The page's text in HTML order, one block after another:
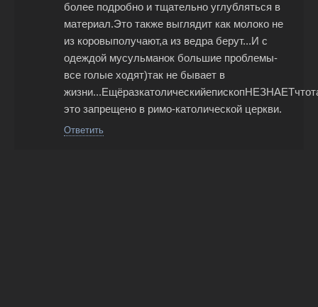
более подробно и тщательно углубляться в
материал.Это также выглядит как молоко не
из коровыполучают,а из ведра берут...И с
одеждой мусульманок большие проблемы-
все голые ходят)так не бывает в
это запрещено в римо-католической церкви.
Ответить